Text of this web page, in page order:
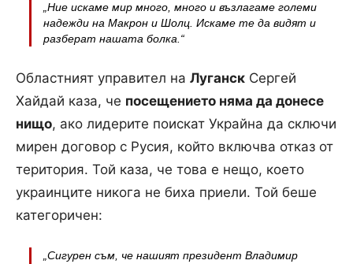
„Ние искаме мир много, много и възлагаме големи
надежди на Макрон и Шолц. Искаме те да видят и
разберат нашата болка.“
Областният управител на Луганск Сергей
Хайдай каза, че посещението няма да донесе
нищо, ако лидерите поискат Украйна да сключи
мирен договор с Русия, който включва отказ от
територия. Той каза, че това е нещо, което
украинците никога не биха приели. Той беше
категоричен:
„Сигурен съм, че нашият президент Владимир